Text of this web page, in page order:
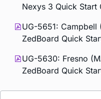
Nexys 3 Quick Start
UG-5651: Campbell
ZedBoard Quick
UG-5630: Fresno
ZedBoard Quick